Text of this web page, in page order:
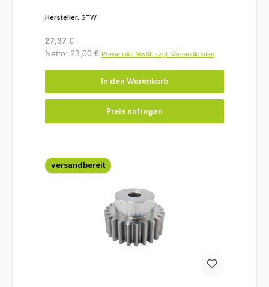
Hersteller: STW
Regulärer Preis:
27,37 €
Netto: 23,00 € Preise inkl. MwSt. zzgl. Versandkosten
In den Warenkorb
Preis anfragen
versandbereit